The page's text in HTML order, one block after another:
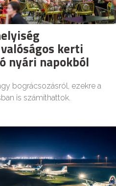
kerti
nyári napokból
bográcsozásról, ezekre a
is számíthattok.